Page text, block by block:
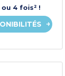
ou 4 fois² !